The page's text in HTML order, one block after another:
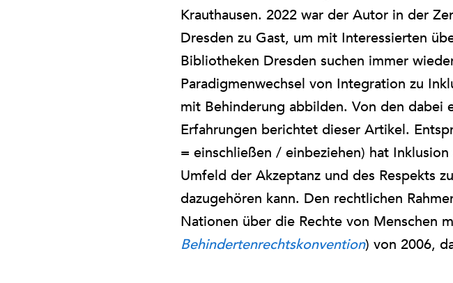
Krauthausen. 2022 war der Autor in der
Dresden zu Gast, um mit Interessierten
Bibliotheken Dresden suchen immer
Paradigmenwechsel von Integration zu
mit Behinderung abbilden. Von den dabei
Erfahrungen berichtet dieser Artikel.
= einschließen / einbeziehen) hat
Umfeld der Akzeptanz und des Respekts
dazugehören kann. Den rechtlichen
Nationen über die Rechte von Menschen
Behindertenrechtskonvention) von 2006,